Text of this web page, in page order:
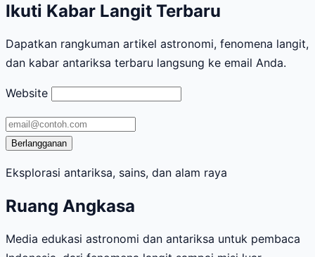
Ikuti Kabar Langit Terbaru
Dapatkan rangkuman artikel astronomi, fenomena langit,
dan kabar antariksa terbaru langsung ke email Anda.
Website
Alamat
email
Berlangganan
Eksplorasi antariksa, sains, dan alam raya
Ruang Angkasa
Media edukasi astronomi dan antariksa untuk pembaca